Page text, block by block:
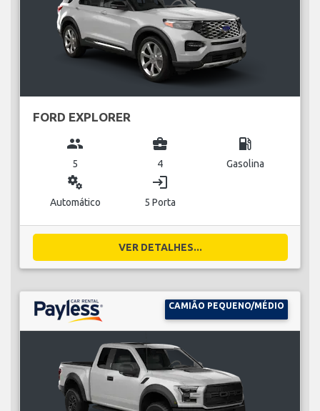
FORD EXPLORER
group
5
business_center
4
local_gas_station
Gasolina
miscellaneous_services
Automático
login
5 Porta
VER DETALHES...
CAMIÃO PEQUENO/MÉDIO